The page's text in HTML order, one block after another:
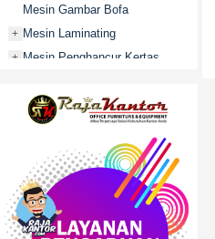
Mesin Gambar Bofa
+ Mesin Laminating
+ Mesin Penghancur Kertas
Mobile File / Roll O Pack
Movitex
Paper Cutter
Partisi Kantor
Promo
+ Rak Serbaguna